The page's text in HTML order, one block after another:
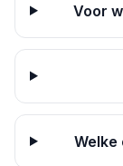
Voor
Welke